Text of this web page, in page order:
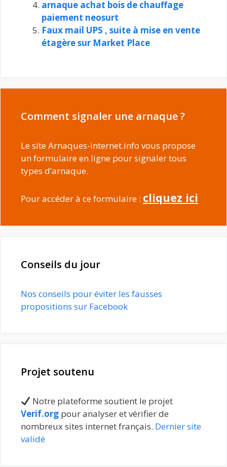
arnaque achat bois de chauffage
paiement neosurt
Faux mail UPS , suite à mise en vente
étagère sur Market Place
Comment signaler une arnaque ?
Le site Arnaques-internet.info vous propose
un formulaire en ligne pour signaler tous
types d’arnaque.
Pour accéder à ce formulaire : cliquez ici
Conseils du jour
Nos conseils pour éviter les fausses
propositions sur Facebook
Projet soutenu
Notre plateforme soutient le projet
Verif.org pour analyser et vérifier de
nombreux sites internet français. Dernier site
validé